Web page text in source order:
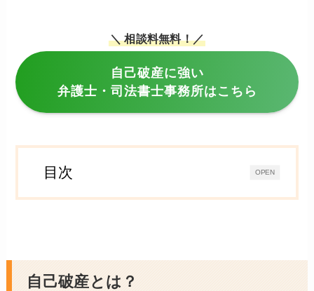
＼ 相談料無料！／
自己破産に強い
弁護士・司法書士事務所はこちら
OPEN
目次
自己破産とは？